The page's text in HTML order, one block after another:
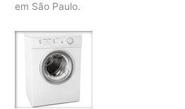
em São Paulo.